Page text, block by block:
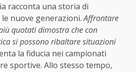
racconta una storia di
nuove generazioni.Affrontare
quotati dimostra che con
si possono ribaltare situazioni
la fiducia nei campionati
sportive. Allo stesso tempo,